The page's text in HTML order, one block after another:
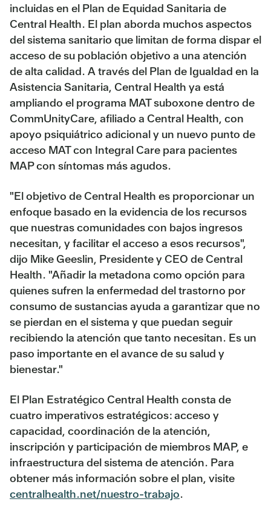
incluidas en el Plan de Equidad Sanitaria de
Central Health. El plan aborda muchos aspectos
del sistema sanitario que limitan de forma dispar el
acceso de su población objetivo a una atención
de alta calidad. A través del Plan de Igualdad en la
Asistencia Sanitaria, Central Health ya está
ampliando el programa MAT suboxone dentro de
CommUnityCare, afiliado a Central Health, con
apoyo psiquiátrico adicional y un nuevo punto de
acceso MAT con Integral Care para pacientes
MAP con síntomas más agudos.
"El objetivo de Central Health es proporcionar un
enfoque basado en la evidencia de los recursos
que nuestras comunidades con bajos ingresos
necesitan, y facilitar el acceso a esos recursos",
dijo Mike Geeslin, Presidente y CEO de Central
Health. "Añadir la metadona como opción para
quienes sufren la enfermedad del trastorno por
consumo de sustancias ayuda a garantizar que no
se pierdan en el sistema y que puedan seguir
recibiendo la atención que tanto necesitan. Es un
paso importante en el avance de su salud y
bienestar."
El Plan Estratégico Central Health consta de
cuatro imperativos estratégicos: acceso y
capacidad, coordinación de la atención,
inscripción y participación de miembros MAP, e
infraestructura del sistema de atención. Para
obtener más información sobre el plan, visite
centralhealth.net/nuestro-trabajo.